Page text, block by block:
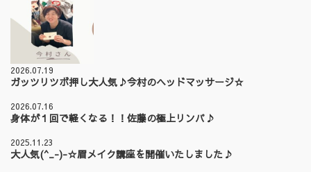
2026.07.19
ガッツリツボ押し大人気♪今村のヘッドマッサージ☆
2026.07.16
身体が１回で軽くなる！！佐藤の極上リンパ♪
2025.11.23
大人気(^_-)-☆眉メイク講座を開催いたしました♪